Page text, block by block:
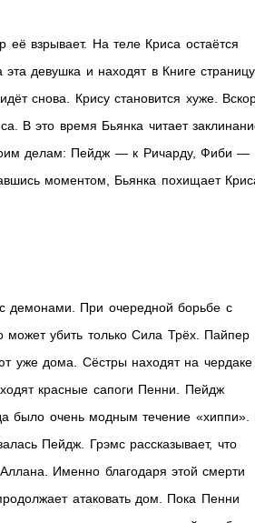
её взрывает. На теле Криса остаётся
девушка и находят в Книге
снова. Крису становится хуже.
В это время Бьянка читает
делам: Пейдж — к Ричарду, Фиби —
моментом, Бьянка похищает
демонами. При очередной борьбе с
может убить только Сила Трёх. Пайпер
уже дома. Сёстры находят на чердаке
красные сапоги Пенни. Пейдж
было очень модным течение «хиппи».
Пейдж. Грэмс рассказывает, что
Именно благодаря этой смерти
атаковать дом. Пока Пенни